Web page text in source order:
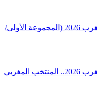
كأس أمم إفريقيا للسيدات – المغرب 2026 (المجموعة الأولى/
كأس أمم إفريقيا للسيدات – المغرب 2026.. المنتخب المغربي